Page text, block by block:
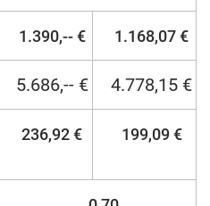
1.390,-- € 1.168,07 €
5.686,-- € 4.778,15 €
236,92 € 199,09 €